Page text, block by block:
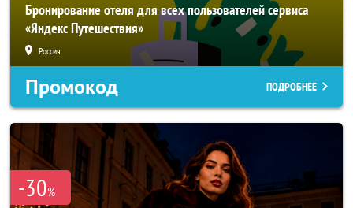
Бронирование отеля для всех пользователей сервиса
«Яндекс Путешествия»
Россия
Промокод ПОДРОБНЕЕ
-30%